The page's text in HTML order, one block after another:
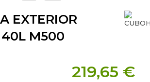
EXTERIOR
M500
219,65 €